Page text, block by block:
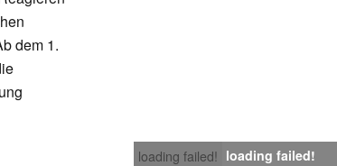
dem 1.
loading failed! loading failed!